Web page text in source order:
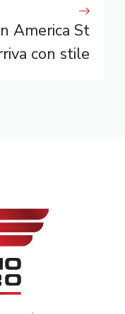
America St
con stile